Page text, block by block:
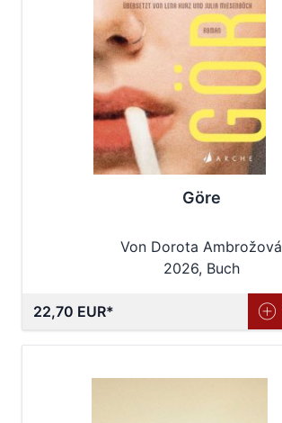
Göre
Von Dorota Ambrožová
2026, Buch
22,70 EUR